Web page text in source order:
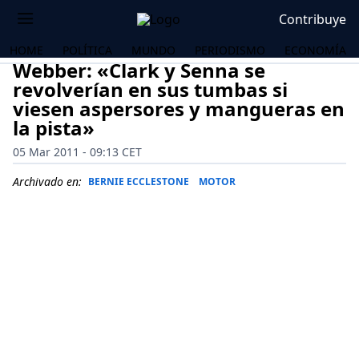
Contribuye
HOME POLÍTICA MUNDO PERIODISMO ECONOMÍA
Webber: «Clark y Senna se
revolverían en sus tumbas si
viesen aspersores y mangueras en
la pista»
05 Mar 2011 - 09:13 CET
Archivado en: BERNIE ECCLESTONE MOTOR